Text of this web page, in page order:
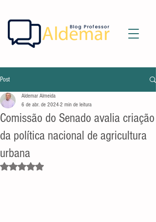
Post
Comissão do Senado avalia criação
da política nacional de agricultura
urbana
Aldemar Almeida
6 de abr. de 2024 2 min de leitura
Avaliado com NaN de 5 estrelas.